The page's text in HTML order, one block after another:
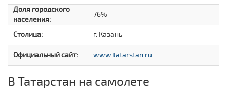
Доля городского
населения:
76%
Столица: г. Казань
Официальный сайт: www.tatarstan.ru
В Татарстан на самолете